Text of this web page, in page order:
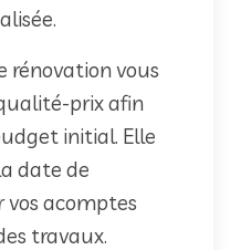
rénovation vous
prix afin
initial. Elle
date de
vos acomptes
travaux.